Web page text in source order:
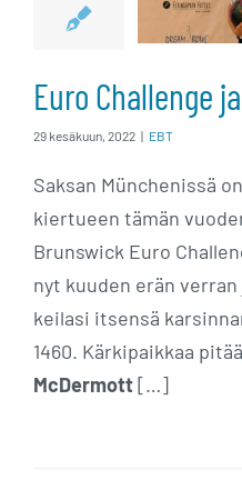
Euro Challenge
29 kesäkuun, 2022 | EBT
Saksan Münchenissä
kiertueen tämän
Brunswick Euro
nyt kuuden erän verran
keilasi itsensä
1460. Kärkipaikkaa
McDermott[…]